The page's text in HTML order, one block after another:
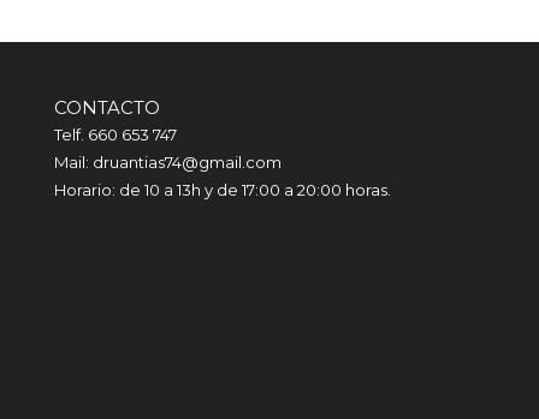
CONTACTO
Telf. 660 653 747
Mail: druantias74@gmail.com
Horario: de 10 a 13h y de 17:00 a 20:00 horas.